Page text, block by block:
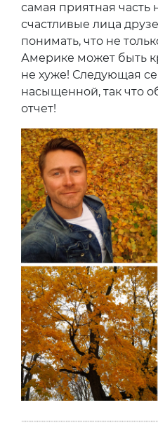
самая приятная
счастливые лица
понимать, что не
Америке может быть
не хуже! Следующая
насыщенной, так что
отчет!